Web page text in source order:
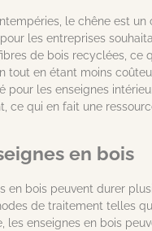
le chêne est
les entreprises
de bois recyclées,
en étant moins
pour les enseignes
ce qui en fait une
en bois
en bois peuvent durer
de traitement telles
les enseignes en bois